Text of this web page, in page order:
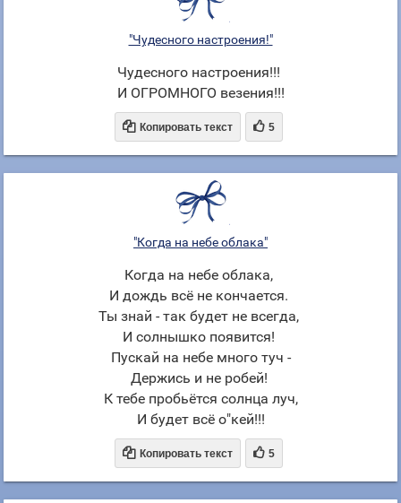
"Чудесного настроения!"
Чудесного настроения!!!
И ОГРОМНОГО везения!!!
 Копировать текст  5
"Когда на небе облака"
Когда на небе облака,
И дождь всё не кончается.
Ты знай - так будет не всегда,
И солнышко появится!
Пускай на небе много туч -
Держись и не робей!
К тебе пробьётся солнца луч,
И будет всё о"кей!!!
 Копировать текст  5